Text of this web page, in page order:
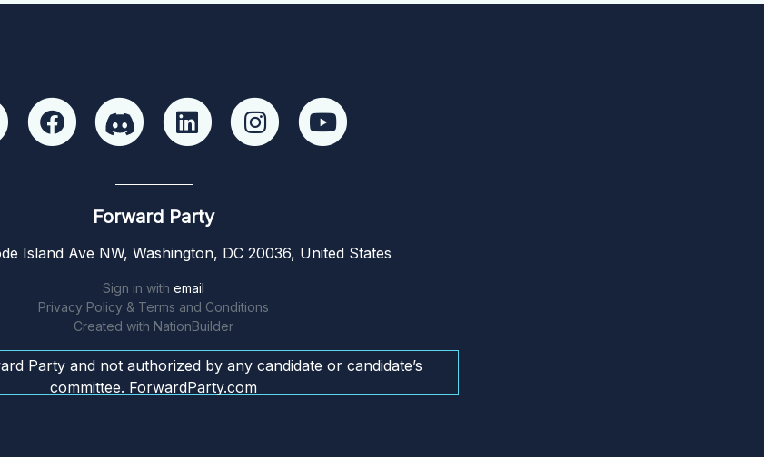
Forward Party
Island Ave NW, Washington, DC 20036, United States
Sign in with email
Privacy Policy & Terms and Conditions
Created with NationBuilder
Party and not authorized by any candidate or candidate’s
committee. ForwardParty.com